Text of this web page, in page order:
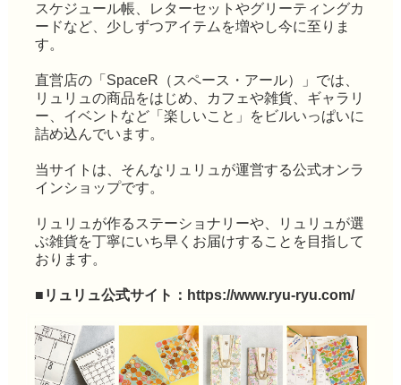
スケジュール帳、レターセットやグリーティングカ
ードなど、少しずつアイテムを増やし今に至りま
す。
直営店の「SpaceR（スペース・アール）」では、
リュリュの商品をはじめ、カフェや雑貨、ギャラリ
ー、イベントなど「楽しいこと」をビルいっぱいに
詰め込んでいます。
当サイトは、そんなリュリュが運営する公式オンラ
インショップです。
リュリュが作るステーショナリーや、リュリュが選
ぶ雑貨を丁寧にいち早くお届けすることを目指して
おります。
■リュリュ公式サイト： https://www.ryu-ryu.com/